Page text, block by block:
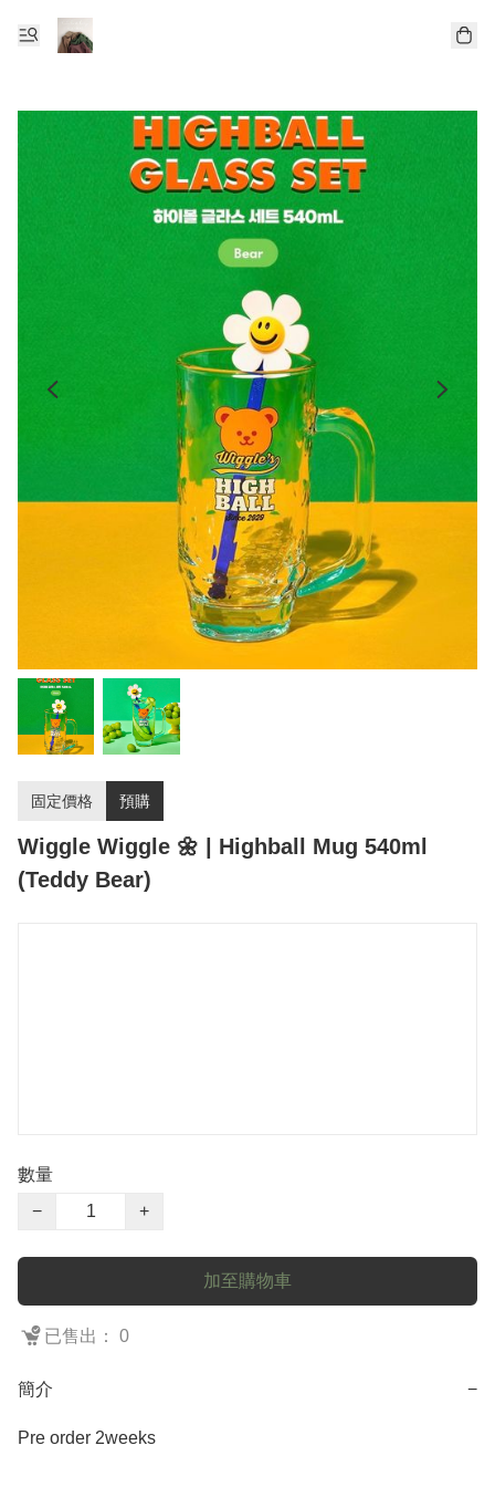
固定價格 預購
Wiggle Wiggle 🌼 | Highball Mug 540ml
(Teddy Bear)
數量
−
+
加至購物車
已售出： 0
簡介 −
Pre order 2weeks